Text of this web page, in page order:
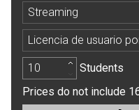
Streaming
Licencia de usuario
Students
Prices do not include